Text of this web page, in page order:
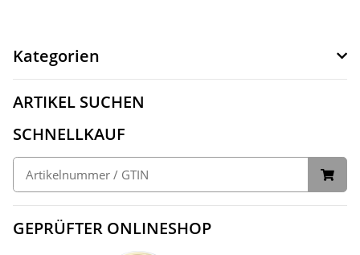
Kategorien
ARTIKEL SUCHEN
SCHNELLKAUF
GEPRÜFTER ONLINESHOP